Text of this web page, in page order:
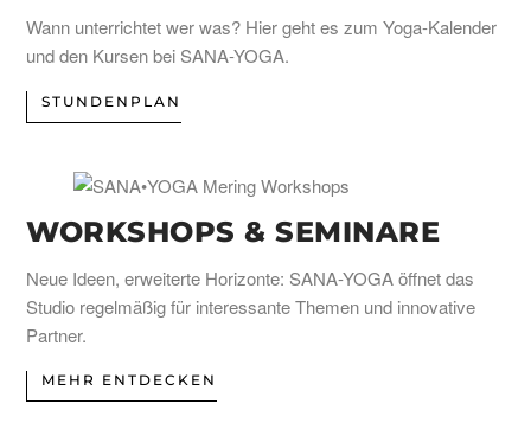
Wann unterrichtet wer was? Hier geht es zum Yoga-Kalender
und den Kursen bei SANA-YOGA.
STUNDENPLAN
WORKSHOPS & SEMINARE
Neue Ideen, erweiterte Horizonte: SANA-YOGA öffnet das
Studio regelmäßig für interessante Themen und innovative
Partner.
MEHR ENTDECKEN